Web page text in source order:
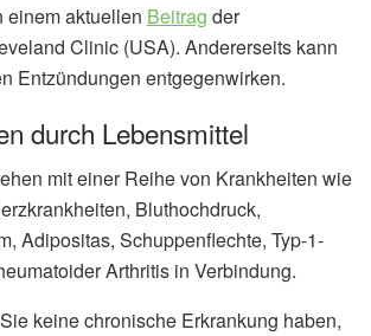
einem aktuellen Beitrag der
Clinic (USA). Andererseits kann
Entzündungen entgegenwirken.
durch Lebensmittel
mit einer Reihe von Krankheiten wie
Bluthochdruck,
Adipositas, Schuppenflechte, Typ-1-
Arthritis in Verbindung.
keine chronische Erkrankung haben,